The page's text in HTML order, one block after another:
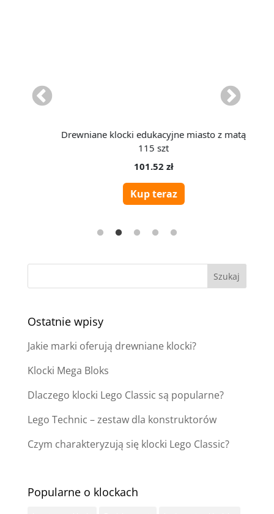
Ostatnie wpisy
Jakie marki oferują drewniane klocki?
Klocki Mega Bloks
Dlaczego klocki Lego Classic są popularne?
Lego Technic – zestaw dla konstruktorów
Czym charakteryzują się klocki Lego Classic?
Popularne o klockach